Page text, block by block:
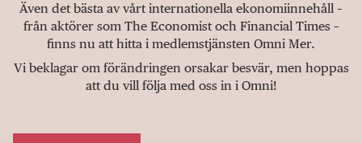
Även det bästa av vårt internationella ekonomiinnehåll –
från aktörer som The Economist och Financial Times –
finns nu att hitta i medlemstjänsten Omni Mer.
Vi beklagar om förändringen orsakar besvär, men hoppas
att du vill följa med oss in i Omni!